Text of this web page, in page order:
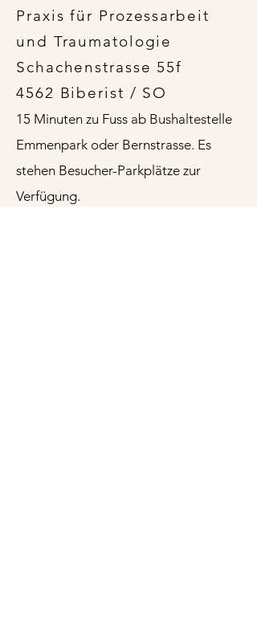
Praxis für Prozessarbeit
und Traumatologie
Schachenstrasse 55f
4562 Biberist / SO
15 Minuten zu Fuss ab Bushaltestelle
Emmenpark oder Bernstrasse. Es
stehen Besucher-Parkplätze zur
Verfügung.